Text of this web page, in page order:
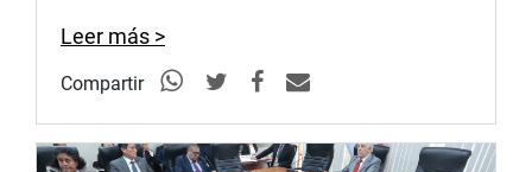
Leer más >
Compartir